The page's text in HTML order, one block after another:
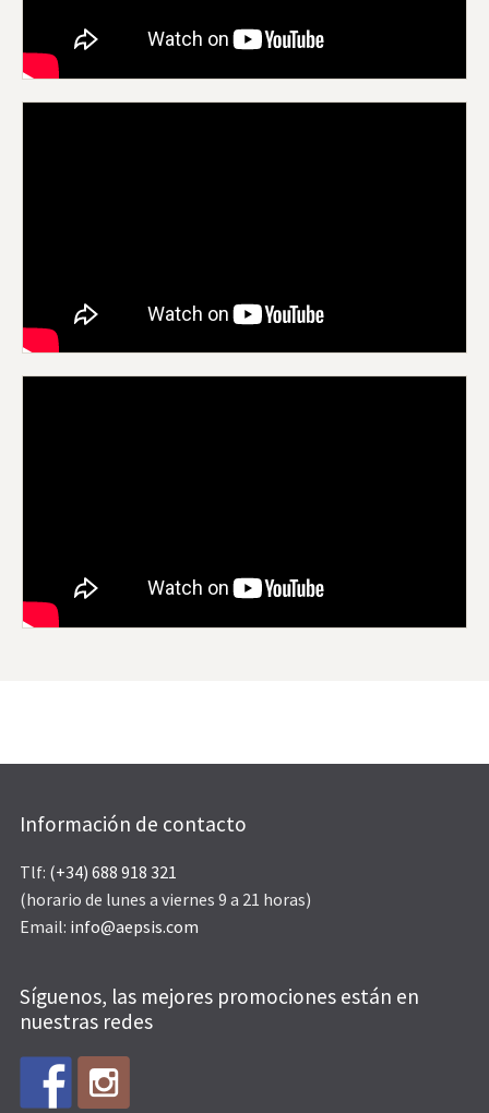
Información de contacto
Tlf: (+34) 688 918 321
(horario de lunes a viernes 9 a 21 horas)
Email: info@aepsis.com
Síguenos, las mejores promociones están en
nuestras redes